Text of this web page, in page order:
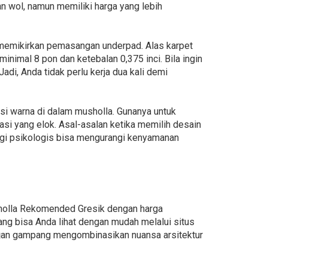
wol, namun memiliki harga yang lebih
pemasangan underpad. Alas karpet
8 pon dan ketebalan 0,375 inci. Bila ingin
Anda tidak perlu kerja dua kali demi
warna di dalam musholla. Gunanya untuk
yang elok. Asal-asalan ketika memilih desain
psikologis bisa mengurangi kenyamanan
Rekomended Gresik dengan harga
bisa Anda lihat dengan mudah melalui situs
gampang mengombinasikan nuansa arsitektur